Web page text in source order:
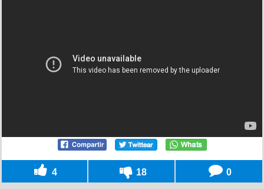
4 18 0